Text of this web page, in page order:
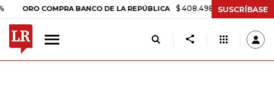
COMPRA BANCO DE LA REPÚBLICA $ 408.498,97 +$ 8.753,81 +2,19%
SUSCRÍBASE